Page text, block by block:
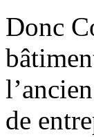
Donc
de